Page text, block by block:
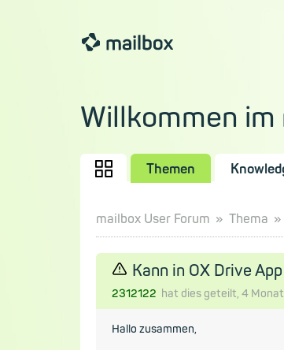
Willkommen im
Themen
mailbox User Forum Thema
Kann in OX Drive
2312122 hat dies geteilt, 4
Hallo zusammen,